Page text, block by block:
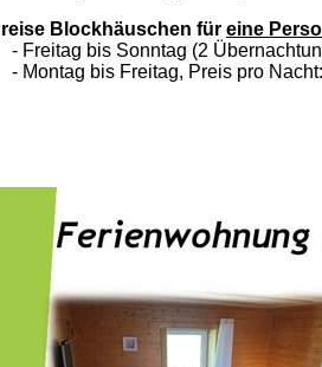
Blockhäuschen für eine
Freitag bis Sonntag (2
Montag bis Freitag, Preis pro